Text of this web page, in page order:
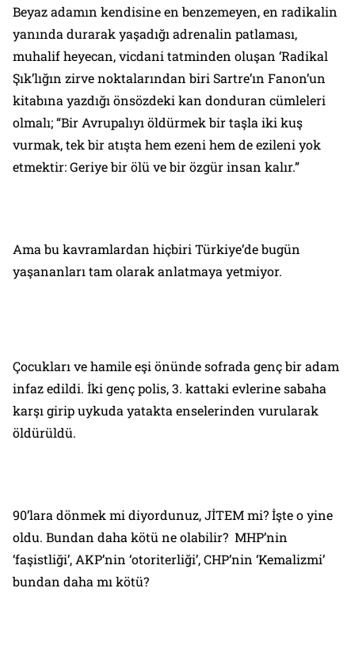
Beyaz adamın kendisine en benzemeyen, en radikalin
yanında durarak yaşadığı adrenalin patlaması,
muhalif heyecan, vicdani tatminden oluşan ‘Radikal
Şık’lığın zirve noktalarından biri Sartre’ın Fanon’un
kitabına yazdığı önsözdeki kan donduran cümleleri
olmalı; “Bir Avrupalıyı öldürmek bir taşla iki kuş
vurmak, tek bir atışta hem ezeni hem de ezileni yok
etmektir: Geriye bir ölü ve bir özgür insan kalır.”
Ama bu kavramlardan hiçbiri Türkiye’de bugün
yaşananları tam olarak anlatmaya yetmiyor.
Çocukları ve hamile eşi önünde sofrada genç bir adam
infaz edildi. İki genç polis, 3. kattaki evlerine sabaha
karşı girip uykuda yatakta enselerinden vurularak
öldürüldü.
90’lara dönmek mi diyordunuz, JİTEM mi? İşte o yine
oldu. Bundan daha kötü ne olabilir? MHP’nin
‘faşistliği’, AKP’nin ‘otoriterliği’, CHP’nin ‘Kemalizmi’
bundan daha mı kötü?